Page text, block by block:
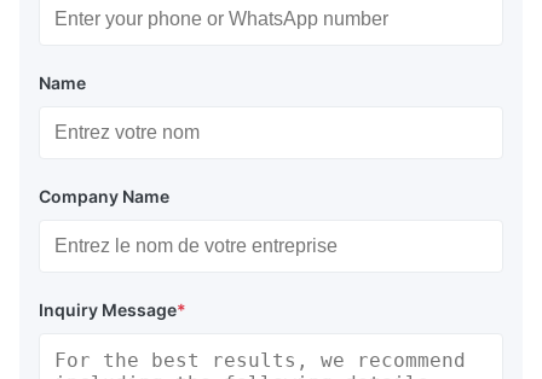
Name
Company Name
Inquiry Message*